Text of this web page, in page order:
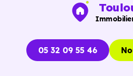
05 32 09 55 46